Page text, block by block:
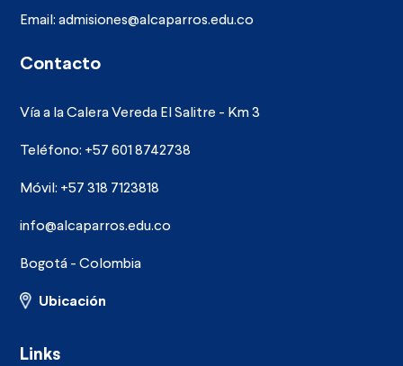
Email:admisiones@alcaparros.edu.co
Contacto
Vía a la Calera Vereda El Salitre - Km 3
Teléfono: +57 601 8742738
Móvil: +57 318 7123818
info@alcaparros.edu.co
Bogotá - Colombia
Ubicación
Links